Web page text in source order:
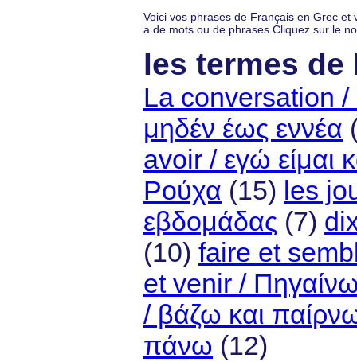
Voici vos phrases de Français en Grec
a de mots ou de phrases.Cliquez sur le
les termes de
La conversation /
μηδέν έως εννέα
avoir / εγώ είμαι
Ρούχα (15) les
εβδομάδας (7)
(10) faire et
et venir /
/ βάζω και
πάνω (12)